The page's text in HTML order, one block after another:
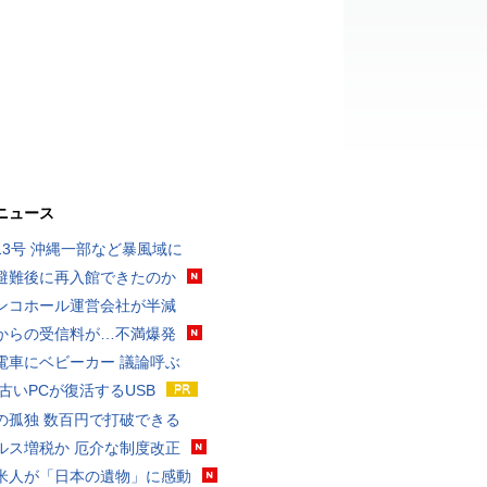
ュース
号 沖縄一部など暴風域に
難後に再入館できたのか
コホール運営会社が半減
らの受信料が…不満爆発
車にベビーカー 議論呼ぶ
いPCが復活するUSB
孤独 数百円で打破できる
ス増税か 厄介な制度改正
人が「日本の遺物」に感動